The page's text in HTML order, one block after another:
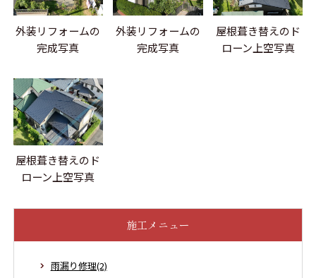
外装リフォームの
完成写真
外装リフォームの
完成写真
屋根葺き替えのド
ローン上空写真
屋根葺き替えのド
ローン上空写真
施工メニュー
雨漏り修理(2)